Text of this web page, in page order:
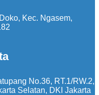
Kec. Ngasem,
No.36, RT.1/RW.2,
Selatan, DKI Jakarta